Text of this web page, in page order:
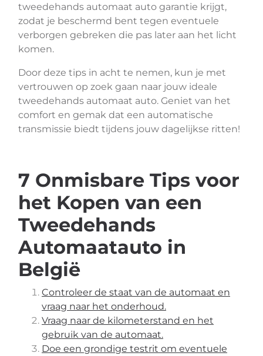
tweedehands automaat auto garantie krijgt,
zodat je beschermd bent tegen eventuele
verborgen gebreken die pas later aan het licht
komen.
Door deze tips in acht te nemen, kun je met
vertrouwen op zoek gaan naar jouw ideale
tweedehands automaat auto. Geniet van het
comfort en gemak dat een automatische
transmissie biedt tijdens jouw dagelijkse ritten!
7 Onmisbare Tips voor
het Kopen van een
Tweedehands
Automaatauto in
België
Controleer de staat van de automaat en
vraag naar het onderhoud.
Vraag naar de kilometerstand en het
gebruik van de automaat.
Doe een grondige testrit om eventuele